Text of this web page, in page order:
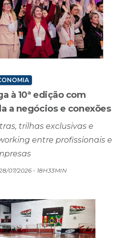
à 10ª edição com
a negócios e conexões
trilhas exclusivas e
entre profissionais e
07/2026 - 18H33MIN